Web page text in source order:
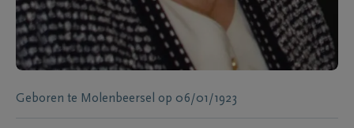
Geboren te Molenbeersel op 06/01/1923